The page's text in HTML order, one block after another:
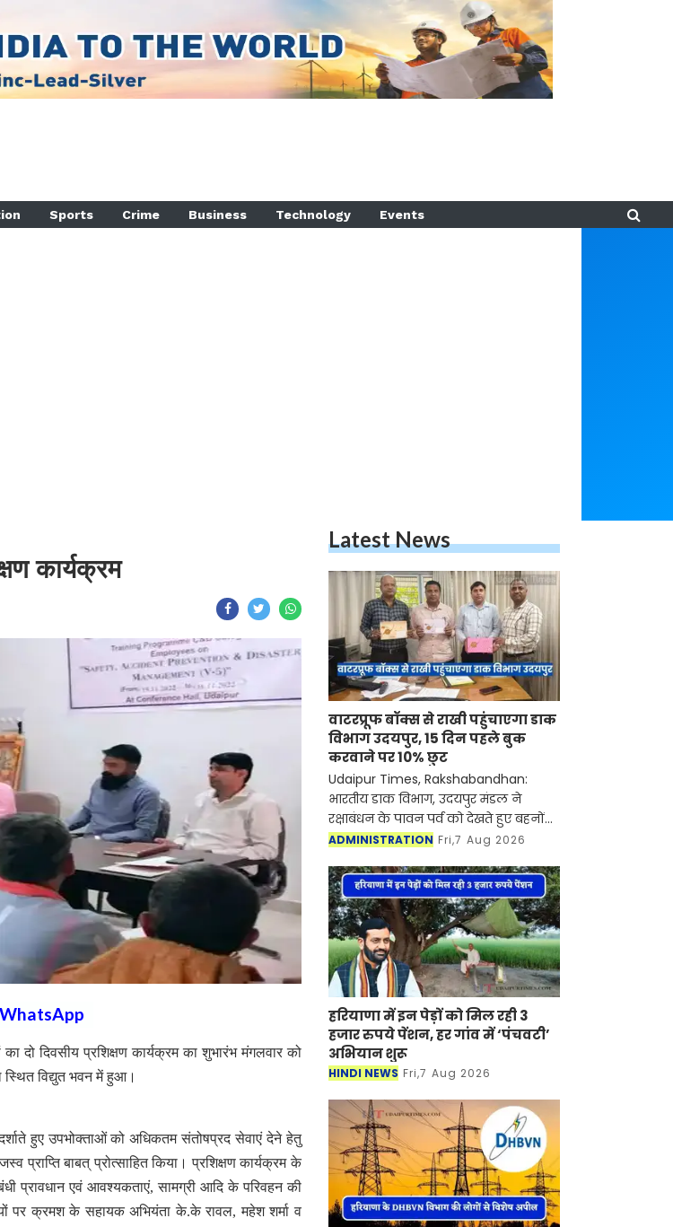
Sports Crime Business Technology Events
कार्यक्रम
WhatsApp
दो दिवसीय प्रशिक्षण कार्यक्रम का शुभारंभ मंगलवार को
विद्युत भवन में हुआ।
हुए उपभोक्ताओं को अधिकतम संतोषप्रद सेवाएं देने हेतु
प्राप्ति बाबत् प्रोत्साहित किया। प्रशिक्षण कार्यक्रम के
प्रावधान एवं आवश्यकताएं, सामग्री आदि के परिवहन की
पर क्रमश के सहायक अभियंता के.के रावल, महेश शर्मा व
Latest News
वाटरप्रूफ बॉक्स से राखी पहुंचाएगा डाक
विभाग उदयपुर, 15 दिन पहले बुक
करवाने पर 10% छुट
Udaipur Times, Rakshabandhan:
भारतीय डाक विभाग, उदयपुर मंडल ने
रक्षाबंधन के पावन पर्व को देखते हुए बहनों
के स्नेह को समय पर उनके भाइयों तक
के सभी प्रधान डा
ADMINISTRATION Fri,7 Aug 2026
हरियाणा में इन पेड़ों को मिल रही 3
हजार रुपये पेंशन, हर गांव में ‘पंचवटी’
अभियान शुरू
HINDI NEWS Fri,7 Aug 2026